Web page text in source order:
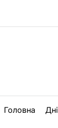
Головна